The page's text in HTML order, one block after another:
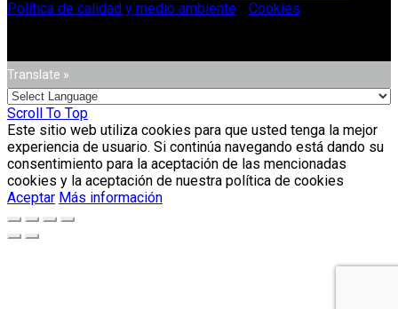
Política de calidad y medio ambiente
Cookies
Translate »
Scroll To Top
Este sitio web utiliza cookies para que usted tenga la mejor
experiencia de usuario. Si continúa navegando está dando su
consentimiento para la aceptación de las mencionadas
cookies y la aceptación de nuestra política de cookies
Aceptar Más información